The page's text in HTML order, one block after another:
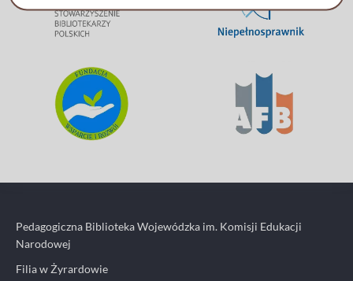
Pedagogiczna Biblioteka Wojewódzka im. Komisji Edukacji
Narodowej
Filia w Żyrardowie